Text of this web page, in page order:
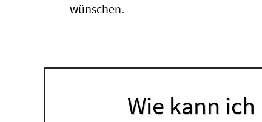
wünschen.
Wie kann